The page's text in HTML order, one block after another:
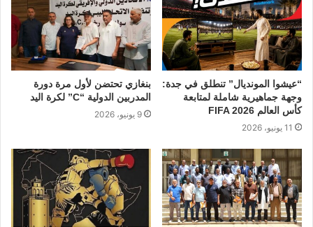
“عيشوا المونديال” تنطلق في جدة:
وجهة جماهيرية شاملة لمتابعة
كأس العالم FIFA 2026
11 يونيو، 2026
بنغازي تحتضن لأول مرة دورة
المدربين الدولية “C” لكرة اليد
9 يونيو، 2026